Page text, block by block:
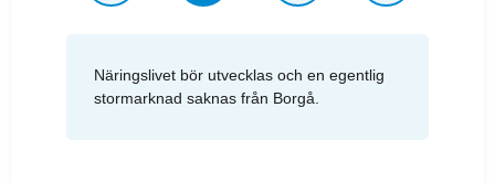
Näringslivet bör utvecklas och en egentlig
stormarknad saknas från Borgå.